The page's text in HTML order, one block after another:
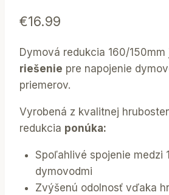
€16.99
Dymová redukcia 160/150mm
riešenie pre napojenie
priemerov.
Vyrobená z kvalitnej
redukcia ponúka:
Spoľahlivé spojenie medzi
dymovodmi
Zvýšenú odolnosť vďaka